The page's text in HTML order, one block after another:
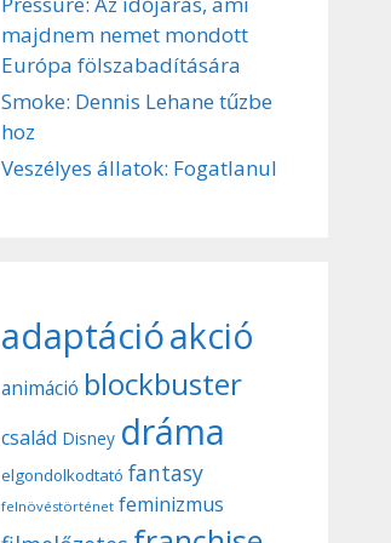
majdnem nemet mondott
Európa fölszabadítására
Smoke: Dennis Lehane tűzbe
hoz
Veszélyes állatok: Fogatlanul
adaptációakció
animáció blockbuster
család Disney dráma
elgondolkodtató fantasy
felnövéstörténet feminizmus